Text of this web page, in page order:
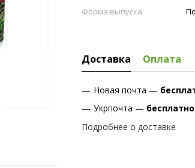
Форма выпуска
Доставка Оплата
Новая почта —
Укрпочта — бесплатно
Подробнее о доставке